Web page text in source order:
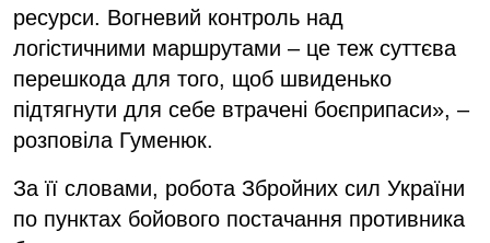
ресурси. Вогневий контроль над
логістичними маршрутами – це теж суттєва
перешкода для того, щоб швиденько
підтягнути для себе втрачені боєприпаси», –
розповіла Гуменюк.
За її словами, робота Збройних сил України
по пунктах бойового постачання противника